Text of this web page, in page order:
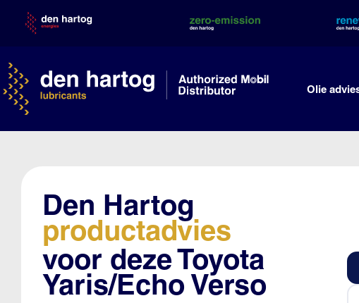
content
Olie
Den Hartog
productadvies
voor deze Toyota
Yaris/Echo Verso